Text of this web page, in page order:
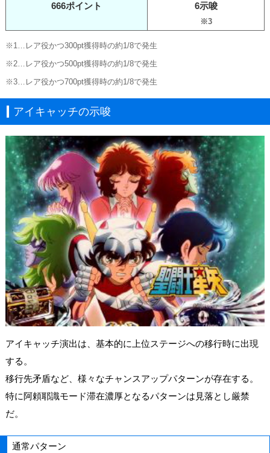
666ポイント 6示唆
※3
※1…レア役かつ300pt獲得時の約1/8で発生
※2…レア役かつ500pt獲得時の約1/8で発生
※3…レア役かつ700pt獲得時の約1/8で発生
アイキャッチの示唆
アイキャッチ演出は、基本的に上位ステージへの移行時に出現
する。
移行先矛盾など、様々なチャンスアップパターンが存在する。
特に阿頼耶識モード滞在濃厚となるパターンは見落とし厳禁
だ。
通常パターン